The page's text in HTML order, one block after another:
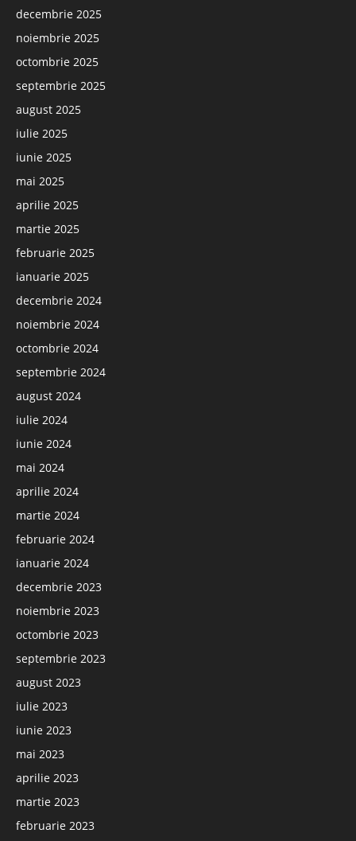
decembrie 2025
noiembrie 2025
octombrie 2025
septembrie 2025
august 2025
iulie 2025
iunie 2025
mai 2025
aprilie 2025
martie 2025
februarie 2025
ianuarie 2025
decembrie 2024
noiembrie 2024
octombrie 2024
septembrie 2024
august 2024
iulie 2024
iunie 2024
mai 2024
aprilie 2024
martie 2024
februarie 2024
ianuarie 2024
decembrie 2023
noiembrie 2023
octombrie 2023
septembrie 2023
august 2023
iulie 2023
iunie 2023
mai 2023
aprilie 2023
martie 2023
februarie 2023